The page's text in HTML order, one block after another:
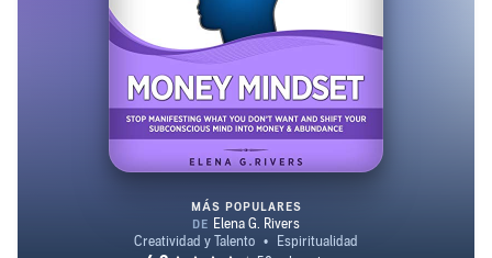
MÁS POPULARES